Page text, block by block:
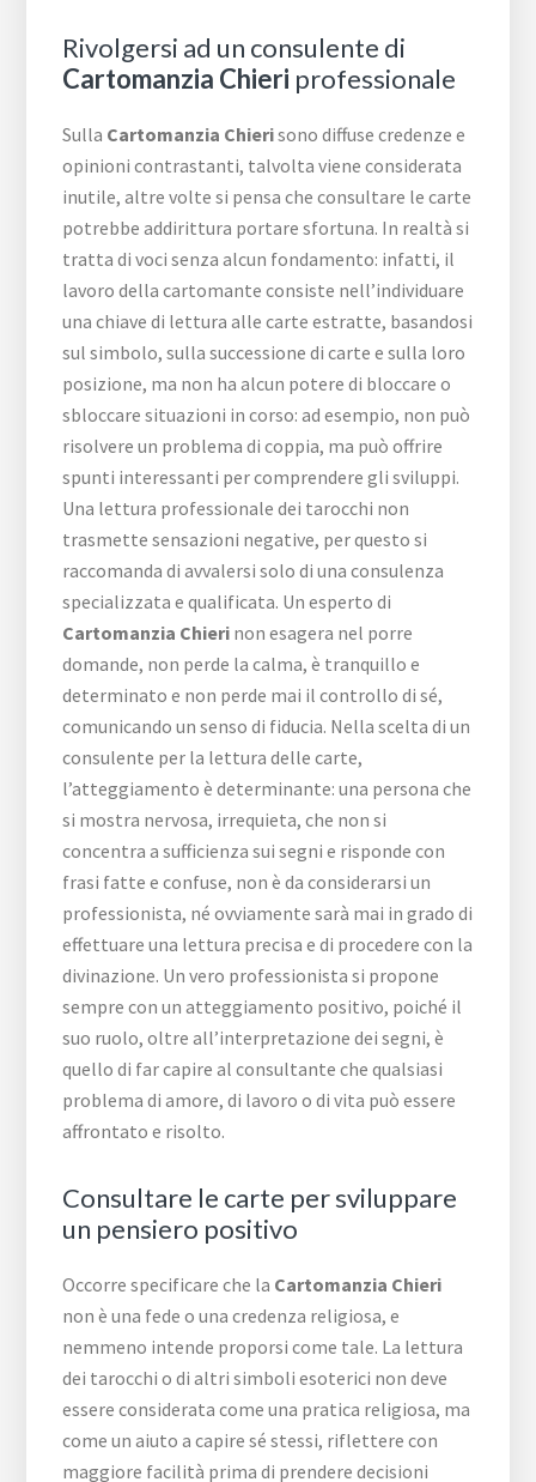
Rivolgersi ad un consulente di
Cartomanzia Chieri professionale
Sulla Cartomanzia Chierisono diffuse credenze e
opinioni contrastanti, talvolta viene considerata
inutile, altre volte si pensa che consultare le carte
potrebbe addirittura portare sfortuna. In realtà si
tratta di voci senza alcun fondamento: infatti, il
lavoro della cartomante consiste nell’individuare
una chiave di lettura alle carte estratte, basandosi
sul simbolo, sulla successione di carte e sulla loro
posizione, ma non ha alcun potere di bloccare o
sbloccare situazioni in corso: ad esempio, non può
risolvere un problema di coppia, ma può offrire
spunti interessanti per comprendere gli sviluppi.
Una lettura professionale dei tarocchi non
trasmette sensazioni negative, per questo si
raccomanda di avvalersi solo di una consulenza
specializzata e qualificata. Un esperto di
Cartomanzia Chieri non esagera nel porre
domande, non perde la calma, è tranquillo e
determinato e non perde mai il controllo di sé,
comunicando un senso di fiducia. Nella scelta di un
consulente per la lettura delle carte,
l’atteggiamento è determinante: una persona che
si mostra nervosa, irrequieta, che non si
concentra a sufficienza sui segni e risponde con
frasi fatte e confuse, non è da considerarsi un
professionista, né ovviamente sarà mai in grado di
effettuare una lettura precisa e di procedere con la
divinazione. Un vero professionista si propone
sempre con un atteggiamento positivo, poiché il
suo ruolo, oltre all’interpretazione dei segni, è
quello di far capire al consultante che qualsiasi
problema di amore, di lavoro o di vita può essere
affrontato e risolto.
Consultare le carte per sviluppare
un pensiero positivo
Occorre specificare che la Cartomanzia Chieri
non è una fede o una credenza religiosa, e
nemmeno intende proporsi come tale. La lettura
dei tarocchi o di altri simboli esoterici non deve
essere considerata come una pratica religiosa, ma
come un aiuto a capire sé stessi, riflettere con
maggiore facilità prima di prendere decisioni